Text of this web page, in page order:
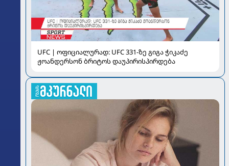
UFC | ოფიციალურად: UFC 331-ზე გიგა ჭიკაძე
ჟოანდერსონ ბრიტოს დაუპირისპირდება